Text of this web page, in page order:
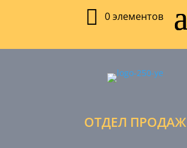
0 элементов
ОТДЕЛ ПРОДАЖ